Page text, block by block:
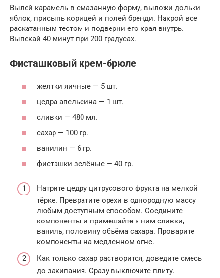
Вылей карамель в смазанную форму, выложи дольки
яблок, присыпь корицей и полей бренди. Накрой все
раскатанным тестом и подверни его края внутрь.
Выпекай 40 минут при 200 градусах.
Фисташковый крем-брюле
желтки яичные — 5 шт.
цедра апельсина — 1 шт.
сливки — 480 мл.
сахар — 100 гр.
ванилин — 6 гр.
фисташки зелёные — 40 гр.
Натрите цедру цитрусового фрукта на мелкой
тёрке. Превратите орехи в однородную массу
любым доступным способом. Соедините
компоненты и примешайте к ним сливки,
ваниль, половину объёма сахара. Проварите
компоненты на медленном огне.
Как только сахар растворится, доведите смесь
до закипания. Сразу выключите плиту.